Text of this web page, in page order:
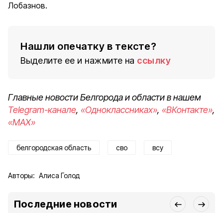
Лобазнов.
Нашли опечатку в тексте?
Выделите ее и нажмите на ссылку
Главные новости Белгорода и области в нашем
Telegram-канале, «Одноклассниках», «ВКонтакте»,
«MAX»
белгородская область сво всу
Авторы: Алиса Голод
Последние новости